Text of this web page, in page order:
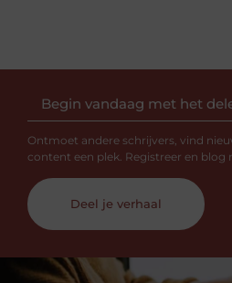
Begin vandaag met het
Ontmoet andere schrijvers, vind
content een plek. Registreer en blog
Deel je verhaal